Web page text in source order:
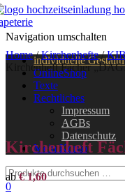
Navigation umschalten
individuelle
OnlineShop
Texte
Rechtliches
Impressum
AGBs
Datenschutz
Mein Konto
0
Home/Kirchenhefte/
Kirchenheft Fächer
Kirchenheft
ab€1,60